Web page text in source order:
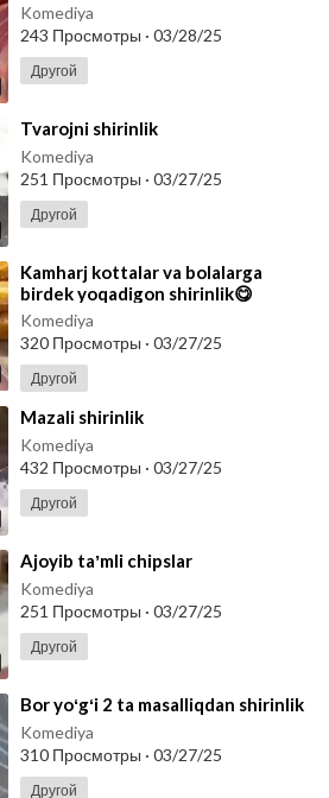
Komediya
243 Просмотры · 03/28/25
Другой
⁣Tvarojni shirinlik
Komediya
251 Просмотры · 03/27/25
Другой
⁣Kamharj kottalar va bolalarga
birdek yoqadigon shirinlik😋
Komediya
320 Просмотры · 03/27/25
Другой
⁣Mazali shirinlik
Komediya
432 Просмотры · 03/27/25
Другой
⁣Ajoyib taʼmli chipslar
Komediya
251 Просмотры · 03/27/25
Другой
⁣Bor yoʻgʻi 2 ta masalliqdan shirinlik
Komediya
310 Просмотры · 03/27/25
Другой